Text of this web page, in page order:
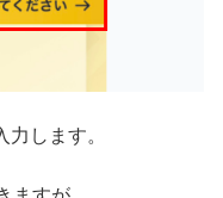
します。